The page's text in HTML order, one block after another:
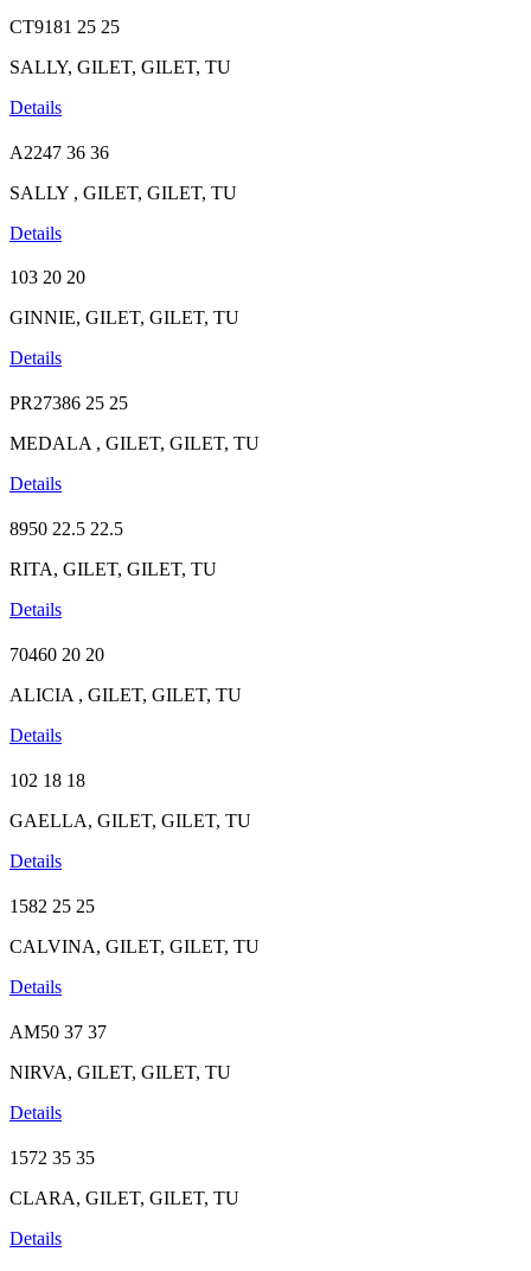
CT9181 25 25
SALLY, GILET, GILET, TU
Details
A2247 36 36
SALLY , GILET, GILET, TU
Details
103 20 20
GINNIE, GILET, GILET, TU
Details
PR27386 25 25
MEDALA , GILET, GILET, TU
Details
8950 22.5 22.5
RITA, GILET, GILET, TU
Details
70460 20 20
ALICIA , GILET, GILET, TU
Details
102 18 18
GAELLA, GILET, GILET, TU
Details
1582 25 25
CALVINA, GILET, GILET, TU
Details
AM50 37 37
NIRVA, GILET, GILET, TU
Details
1572 35 35
CLARA, GILET, GILET, TU
Details